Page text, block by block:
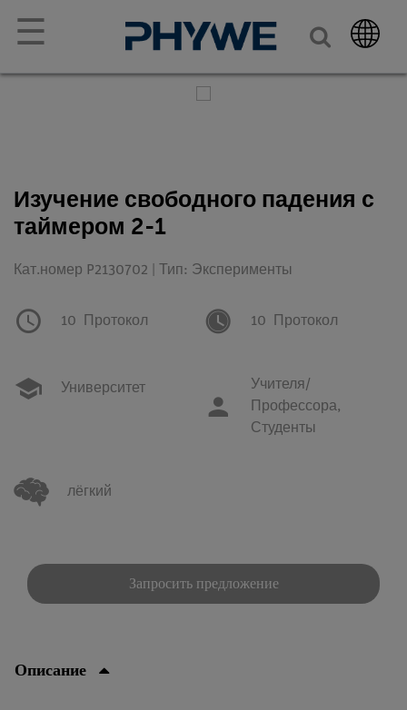
☰
Изучение свободного падения с
таймером 2-1
Кат.номер P2130702 | Тип: Эксперименты
10 Протокол 10 Протокол
Университет
Учителя/
Профессора,
Студенты
лёгкий
Запросить предложение
Описание